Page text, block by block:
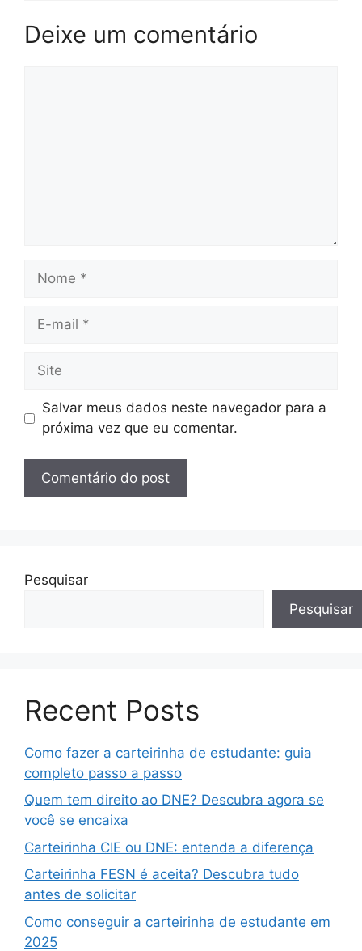
Deixe um comentário
Nome
Site
Salvar meus dados neste navegador para a
próxima vez que eu comentar.
Pesquisar
Pesquisar
Recent Posts
Como fazer a carteirinha de estudante: guia
completo passo a passo
Quem tem direito ao DNE? Descubra agora se
você se encaixa
Carteirinha CIE ou DNE: entenda a diferença
Carteirinha FESN é aceita? Descubra tudo
antes de solicitar
Como conseguir a carteirinha de estudante em
2025